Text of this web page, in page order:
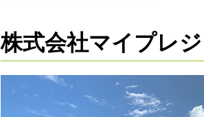
株式会社マイプレ